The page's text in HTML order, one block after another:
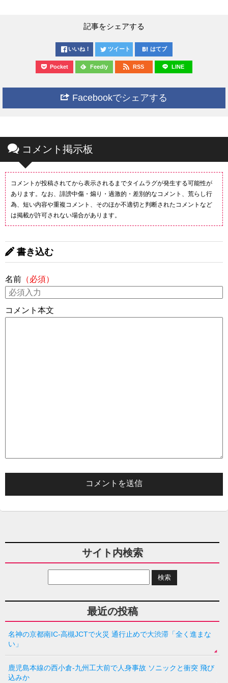
記事をシェアする
いいね！ ツイート はてブ
Pocket Feedly RSS LINE
Facebookでシェアする
コメント掲示板
コメントが投稿されてから表示されるまでタイムラグが発生する可能性が
あります。なお、誹謗中傷・煽り・過激的・差別的なコメント、荒らし行
為、短い内容や重複コメント、そのほか不適切と判断されたコメントなど
は掲載が許可されない場合があります。
書き込む
名前 （必須）
コメント本文
サイト内検索
最近の投稿
名神の京都南IC-高槻JCTで火災 通行止めで大渋滞「全く進まな
い」
鹿児島本線の西小倉-九州工大前で人身事故 ソニックと衝突 飛び
込みか